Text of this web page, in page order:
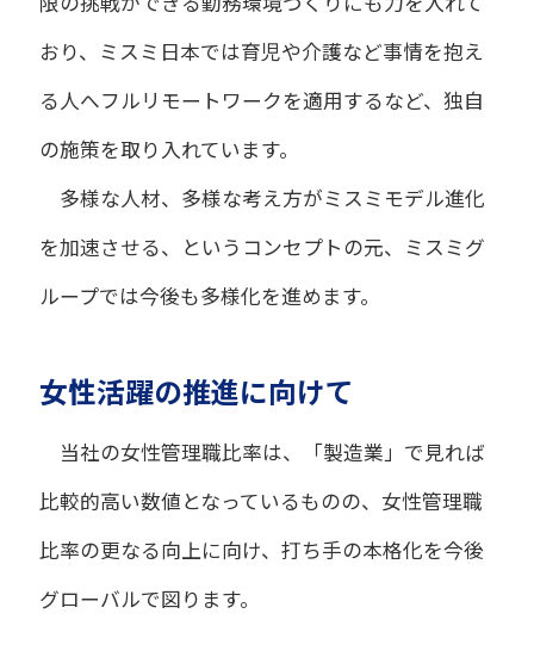
おり、ミスミ日本では育児や介護など事情を抱え
る人へフルリモートワークを適用するなど、独自
の施策を取り入れています。
多様な人材、多様な考え方がミスミモデル進化
を加速させる、というコンセプトの元、ミスミグ
ループでは今後も多様化を進めます。
女性活躍の推進に向けて
当社の女性管理職比率は、「製造業」で見れば
比較的高い数値となっているものの、女性管理職
比率の更なる向上に向け、打ち手の本格化を今後
グローバルで図ります。